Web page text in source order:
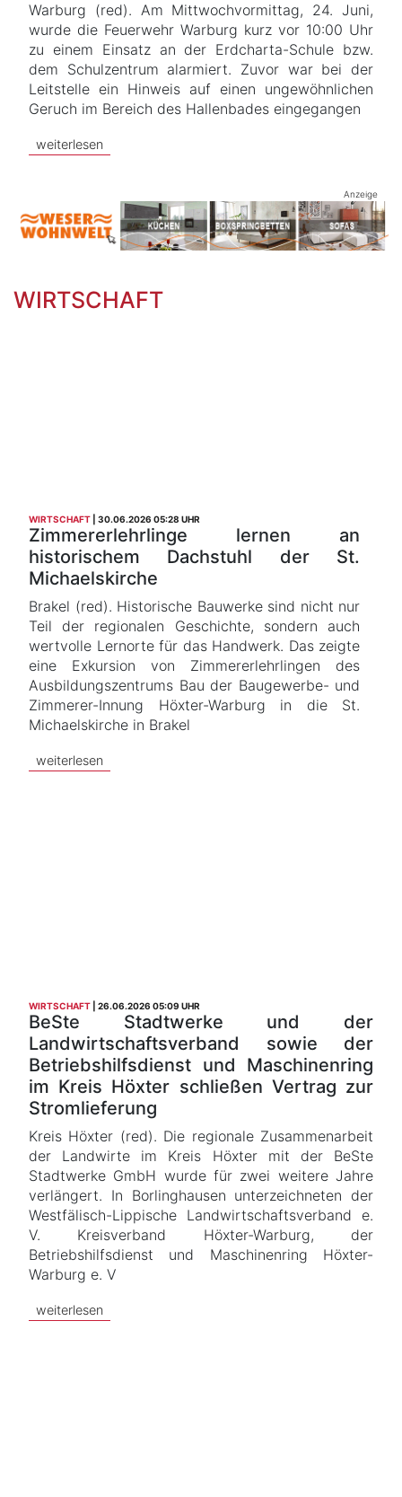
Warburg (red). Am Mittwochvormittag, 24. Juni,
wurde die Feuerwehr Warburg kurz vor 10:00 Uhr
zu einem Einsatz an der Erdcharta-Schule bzw.
dem Schulzentrum alarmiert. Zuvor war bei der
Leitstelle ein Hinweis auf einen ungewöhnlichen
Geruch im Bereich des Hallenbades eingegangen
weiterlesen
Anzeige
WIRTSCHAFT
WIRTSCHAFT 30.06.2026 05:28 UHR
Zimmererlehrlinge lernen an
historischem Dachstuhl der St.
Michaelskirche
Brakel (red). Historische Bauwerke sind nicht nur
Teil der regionalen Geschichte, sondern auch
wertvolle Lernorte für das Handwerk. Das zeigte
eine Exkursion von Zimmererlehrlingen des
Ausbildungszentrums Bau der Baugewerbe- und
Zimmerer-Innung Höxter-Warburg in die St.
Michaelskirche in Brakel
weiterlesen
WIRTSCHAFT 26.06.2026 05:09 UHR
BeSte Stadtwerke und der
Landwirtschaftsverband sowie der
Betriebshilfsdienst und Maschinenring
im Kreis Höxter schließen Vertrag zur
Stromlieferung
Kreis Höxter (red). Die regionale Zusammenarbeit
der Landwirte im Kreis Höxter mit der BeSte
Stadtwerke GmbH wurde für zwei weitere Jahre
verlängert. In Borlinghausen unterzeichneten der
Westfälisch-Lippische Landwirtschaftsverband e.
V. Kreisverband Höxter-Warburg, der
Betriebshilfsdienst und Maschinenring Höxter-
Warburg e. V
weiterlesen